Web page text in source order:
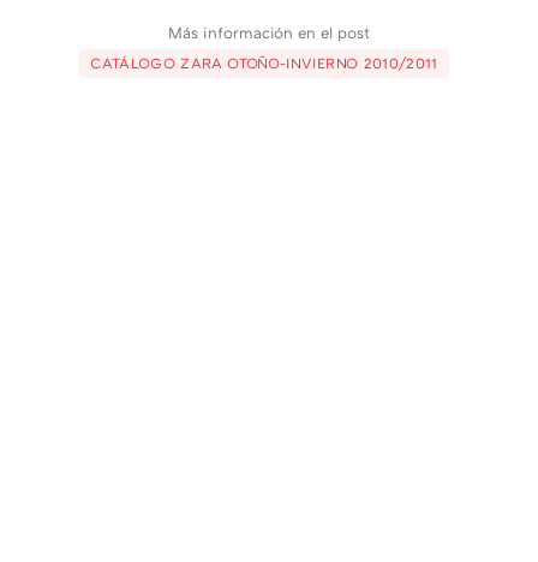
Más información en el post
CATÁLOGO ZARA OTOÑO-INVIERNO 2010/2011